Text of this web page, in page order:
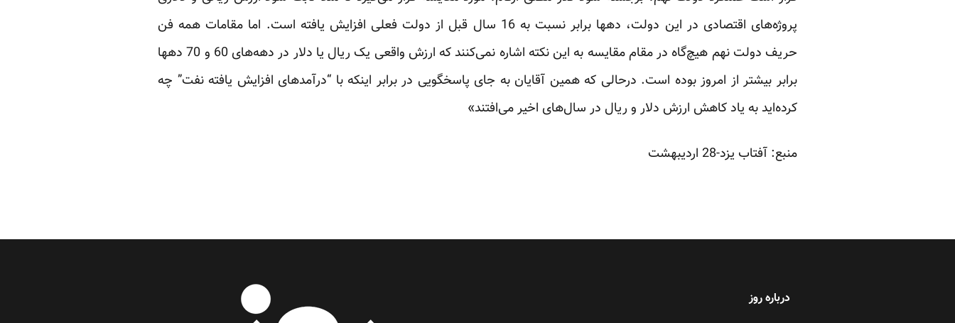
پروژه‌های اقتصادی در این دولت، دهها برابر نسبت به 16 سال قبل از دولت فعلی افزایش یافته است. اما مقامات همه فن
حریف دولت نهم هیچ‌گاه در مقام مقایسه به این نکته اشاره نمی‌کنند که ارزش واقعی یک ریال یا دلار در دهه‌های 60 و 70 دهها
برابر بیشتر از امروز بوده است. درحالی که همین آقایان به جای پاسخگویی در برابر اینکه با “درآمدهای افزایش یافته نفت” چه
کرده‌اید به یاد کاهش ارزش دلار و ریال در سال‌های اخیر می‌افتند‌»
منبع: آفتاب یزد-28 اردیبهشت
درباره روز